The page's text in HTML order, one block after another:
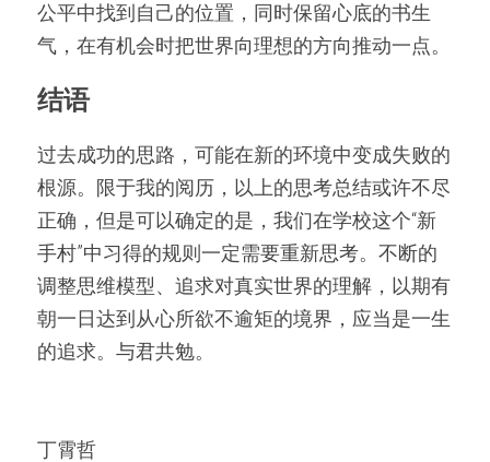
公平中找到自己的位置，同时保留心底的书生
气，在有机会时把世界向理想的方向推动一点。
结语
过去成功的思路，可能在新的环境中变成失败的
根源。限于我的阅历，以上的思考总结或许不尽
正确，但是可以确定的是，我们在学校这个“新
手村”中习得的规则一定需要重新思考。不断的
调整思维模型、追求对真实世界的理解，以期有
朝一日达到从心所欲不逾矩的境界，应当是一生
的追求。与君共勉。
丁霄哲